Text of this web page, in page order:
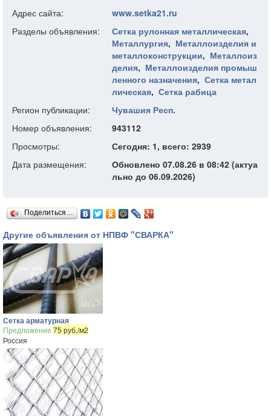
Адрес сайта:
www.setka21.ru
Разделы объявления:
Сетка рулонная металлическая,
Металлургия, Металлоизделия и
металлоконструкции, Металлоиз
делия, Металлоизделия промыш
ленного назначения, Сетка метал
лическая, Сетка рабица
Регион публикации:
Чувашия Респ.
Номер объявления:
943112
Просмотры:
Сегодня: 1, всего: 2939
Дата размещения:
Обновлено 07.08.26 в 08:42 (актуа
льно до 06.09.2026)
Поделиться…
Другие объявления от НПВФ "СВАРКА"
Сетка арматурная
Предложение 75 руб./м2
Россия